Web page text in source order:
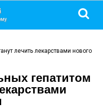
лечить лекарствами нового
гепатитом